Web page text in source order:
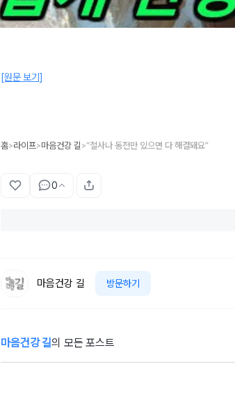
[원문 보기]
홈>라이프>마음건강 길 >“철사나 동전만 있으면 다 해결돼요”
0
마음건강 길 방문하기
마음건강 길의 모든 포스트
새해에 꼭 버려야